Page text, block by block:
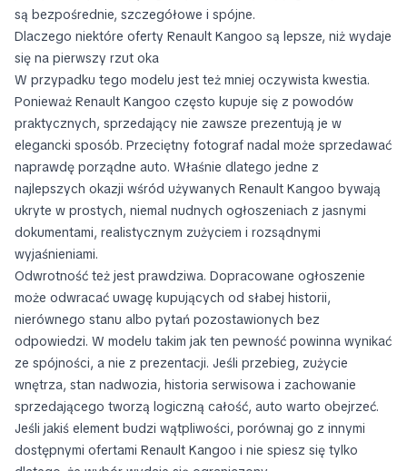
są bezpośrednie, szczegółowe i spójne.
Dlaczego niektóre oferty Renault Kangoo są lepsze, niż wydaje
się na pierwszy rzut oka
W przypadku tego modelu jest też mniej oczywista kwestia.
Ponieważ Renault Kangoo często kupuje się z powodów
praktycznych, sprzedający nie zawsze prezentują je w
elegancki sposób. Przeciętny fotograf nadal może sprzedawać
naprawdę porządne auto. Właśnie dlatego jedne z
najlepszych okazji wśród używanych Renault Kangoo bywają
ukryte w prostych, niemal nudnych ogłoszeniach z jasnymi
dokumentami, realistycznym zużyciem i rozsądnymi
wyjaśnieniami.
Odwrotność też jest prawdziwa. Dopracowane ogłoszenie
może odwracać uwagę kupujących od słabej historii,
nierównego stanu albo pytań pozostawionych bez
odpowiedzi. W modelu takim jak ten pewność powinna wynikać
ze spójności, a nie z prezentacji. Jeśli przebieg, zużycie
wnętrza, stan nadwozia, historia serwisowa i zachowanie
sprzedającego tworzą logiczną całość, auto warto obejrzeć.
Jeśli jakiś element budzi wątpliwości, porównaj go z innymi
dostępnymi ofertami Renault Kangoo i nie spiesz się tylko